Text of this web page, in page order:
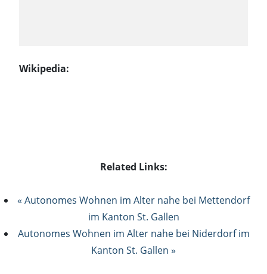
Wikipedia:
Related Links:
« Autonomes Wohnen im Alter nahe bei Mettendorf
im Kanton St. Gallen
Autonomes Wohnen im Alter nahe bei Niderdorf im
Kanton St. Gallen »